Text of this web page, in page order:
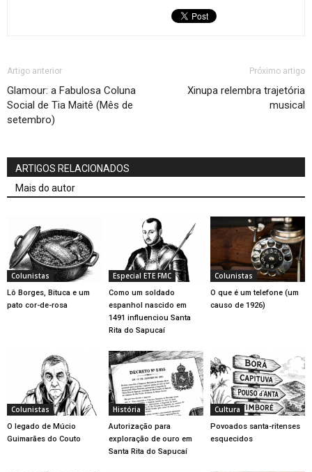
Artigo anterior
Glamour: a Fabulosa Coluna
Social de Tia Maitê (Mês de
setembro)
Próximo artigo
Xinupa relembra trajetória
musical
ARTIGOS RELACIONADOS
Mais do autor
Colunistas
Lô Borges, Bituca e um
pato cor-de-rosa
Especial ETE FMC
Como um soldado
espanhol nascido em
1491 influenciou Santa
Rita do Sapucaí
Colunistas
O que é um telefone (um
causo de 1926)
Colunistas
O legado de Múcio
Guimarães do Couto
História
Autorização para
exploração de ouro em
Santa Rita do Sapucaí
Cultura
Povoados santa-ritenses
esquecidos